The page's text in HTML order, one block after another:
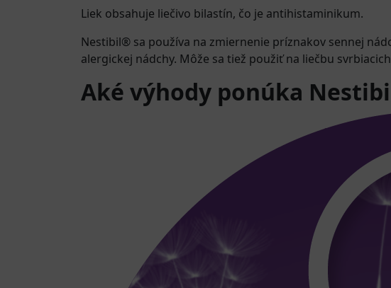
Liek obsahuje liečivo bilastín, čo je antihistaminikum.
Nestibil® sa používa na zmiernenie príznakov sennej
alergickej nádchy. Môže sa tiež použiť na liečbu
Aké výhody ponúka